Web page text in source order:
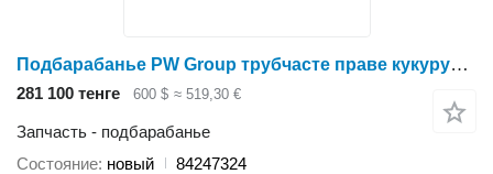
Подбарабанье PW Group трубчасте праве кукурудзяне 84247324 для зерноуборочного комбайна
281 100 тенге 600 $ ≈ 519,30 €
Запчасть - подбарабанье
Состояние новый
84247324